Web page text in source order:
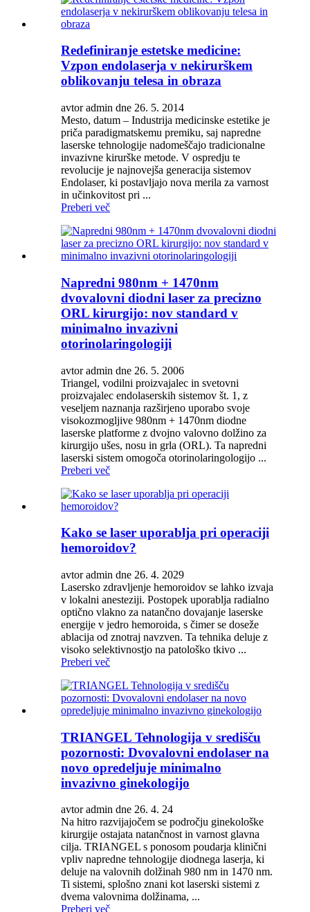
Redefiniranje estetske medicine:
Vzpon endolaserja v nekirurškem
oblikovanju telesa in obraza
avtor admin dne 26. 5. 2014
Mesto, datum – Industrija medicinske estetike je
priča paradigmatskemu premiku, saj napredne
laserske tehnologije nadomeščajo tradicionalne
invazivne kirurške metode. V ospredju te
revolucije je najnovejša generacija sistemov
Endolaser, ki postavljajo nova merila za varnost
in učinkovitost pri ...
Preberi več
Napredni 980nm + 1470nm
dvovalovni diodni laser za precizno
ORL kirurgijo: nov standard v
minimalno invazivni
otorinolaringologiji
avtor admin dne 26. 5. 2006
Triangel, vodilni proizvajalec in svetovni
proizvajalec endolaserskih sistemov št. 1, z
veseljem naznanja razširjeno uporabo svoje
visokozmogljive 980nm + 1470nm diodne
laserske platforme z dvojno valovno dolžino za
kirurgijo ušes, nosu in grla (ORL). Ta napredni
laserski sistem omogoča otorinolaringologijo ...
Preberi več
Kako se laser uporablja pri operaciji
hemoroidov?
avtor admin dne 26. 4. 2029
Lasersko zdravljenje hemoroidov se lahko izvaja
v lokalni anesteziji. Postopek uporablja radialno
optično vlakno za natančno dovajanje laserske
energije v jedro hemoroida, s čimer se doseže
ablacija od znotraj navzven. Ta tehnika deluje z
visoko selektivnostjo na patološko tkivo ...
Preberi več
TRIANGEL Tehnologija v središču
pozornosti: Dvovalovni endolaser na
novo opredeljuje minimalno
invazivno ginekologijo
avtor admin dne 26. 4. 24
Na hitro razvijajočem se področju ginekološke
kirurgije ostajata natančnost in varnost glavna
cilja. TRIANGEL s ponosom poudarja klinični
vpliv napredne tehnologije diodnega laserja, ki
deluje na valovnih dolžinah 980 nm in 1470 nm.
Ti sistemi, splošno znani kot laserski sistemi z
dvema valovnima dolžinama, ...
Preberi več